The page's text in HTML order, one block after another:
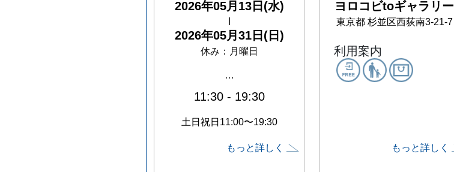
2026年05月13日(水)
2026年05月31日(日)
休み： 月曜日
…
11:30- 19:30
土日祝日11:00〜19:30
もっと詳しく
ヨロコビtoギャラリー
東京都 杉並区西荻南3-21-7
利用案内
もっと詳しく